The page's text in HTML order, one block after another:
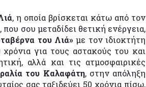
, η οποία βρίσκεται κάτω από τον
σου μεταδίδει θετική ενέργεια,
του Λιά» με τον ιδιοκτήτη
για τους αστακούς του και
αλλά και τις ατμοσφαιρικές
του Καλαφάτη, στην απόληξη
σας ταξιδεύει 50 χρόνια πίσω,